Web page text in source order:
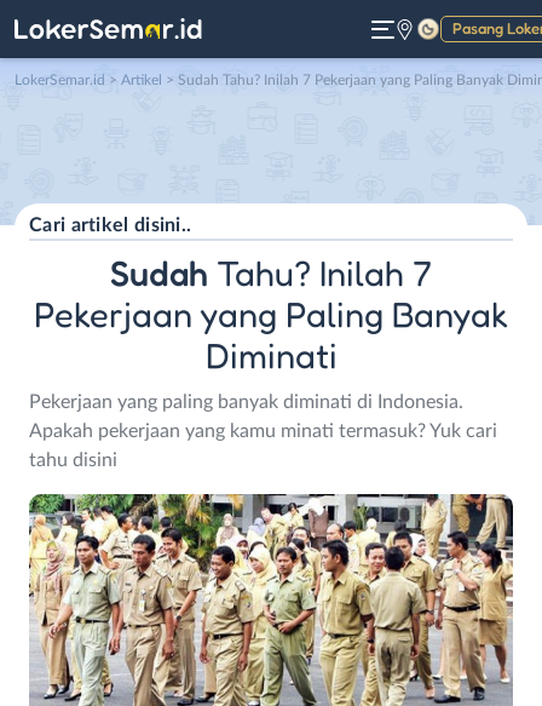
Pasang
Gelap
LokerSemar.id > Artikel > Sudah Tahu? Inilah 7 Pekerjaan yang Paling Banyak
Sudah Tahu? Inilah 7
Pekerjaan yang Paling Banyak
Diminati
Pekerjaan yang paling banyak diminati di Indonesia.
Apakah pekerjaan yang kamu minati termasuk? Yuk cari
tahu disini